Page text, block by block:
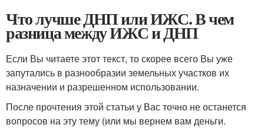
Что лучше ДНП или ИЖС. В чем
разница между ИЖС и ДНП
Если Вы читаете этот текст, то скорее всего Вы уже
запутались в разнообразии земельных участков их
назначении и разрешенном использовании.
После прочтения этой статьи у Вас точно не останется
вопросов на эту тему (или мы вернем вам деньги.